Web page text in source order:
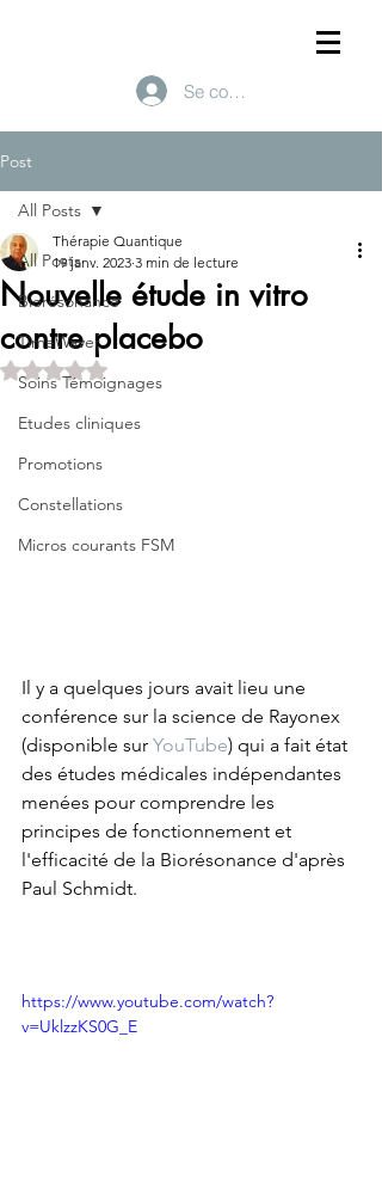
Se connecter
Post
All Posts
Biorésonance
TimeWaver
Soins Témoignages
Etudes cliniques
Promotions
Constellations
Micros courants FSM
All Posts
Nouvelle étude in vitro
contre placebo
Thérapie Quantique
19 janv. 2023 3 min de lecture
Noté NaN étoiles sur 5.
Il y a quelques jours avait lieu une
conférence sur la science de Rayonex
(disponible sur YouTube) qui a fait état
des études médicales indépendantes
menées pour comprendre les
principes de fonctionnement et
l'efficacité de la Biorésonance d'après
Paul Schmidt.
https://www.youtube.com/watch?
v=UklzzKS0G_E